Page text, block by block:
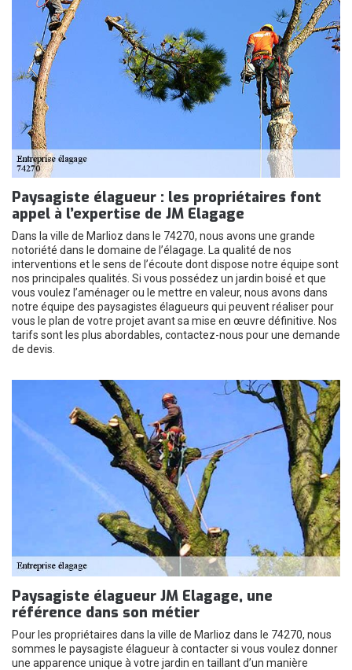
Paysagiste élagueur : les propriétaires font
appel à l’expertise de JM Elagage
Dans la ville de Marlioz dans le 74270, nous avons une grande
notoriété dans le domaine de l’élagage. La qualité de nos
interventions et le sens de l’écoute dont dispose notre équipe sont
nos principales qualités. Si vous possédez un jardin boisé et que
vous voulez l’aménager ou le mettre en valeur, nous avons dans
notre équipe des paysagistes élagueurs qui peuvent réaliser pour
vous le plan de votre projet avant sa mise en œuvre définitive. Nos
tarifs sont les plus abordables, contactez-nous pour une demande
de devis.
Paysagiste élagueur JM Elagage, une
référence dans son métier
Pour les propriétaires dans la ville de Marlioz dans le 74270, nous
sommes le paysagiste élagueur à contacter si vous voulez donner
une apparence unique à votre jardin en taillant d’un manière